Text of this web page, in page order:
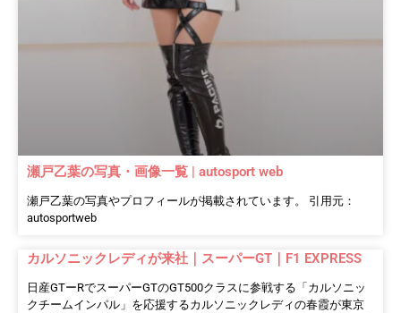
瀬戸乙葉の写真・画像一覧 | autosport web
瀬戸乙葉の写真やプロフィールが掲載されています。 引用元：
autosportweb
カルソニックレディが来社｜スーパーGT｜F1 EXPRESS
日産GTーRでスーパーGTのGT500クラスに参戦する「カルソニッ
クチームインパル」を応援するカルソニックレディの春霞が東京